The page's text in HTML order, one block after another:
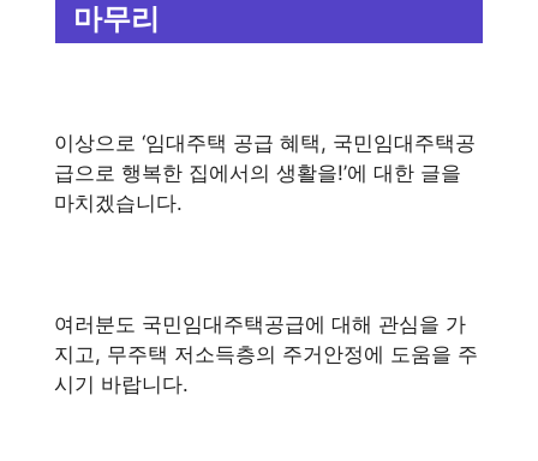
마무리
이상으로 ‘임대주택 공급 혜택, 국민임대주택공
급으로 행복한 집에서의 생활을!’에 대한 글을
마치겠습니다.
여러분도 국민임대주택공급에 대해 관심을 가
지고, 무주택 저소득층의 주거안정에 도움을 주
시기 바랍니다.